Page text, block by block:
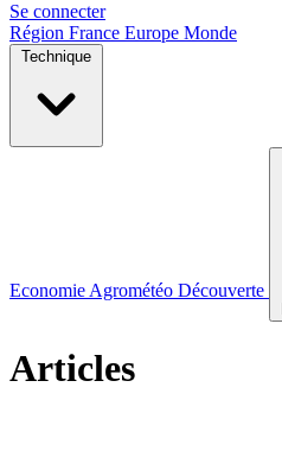
Se connecter
Région France Europe Monde
Technique
Economie Agrométéo Découverte
Articles